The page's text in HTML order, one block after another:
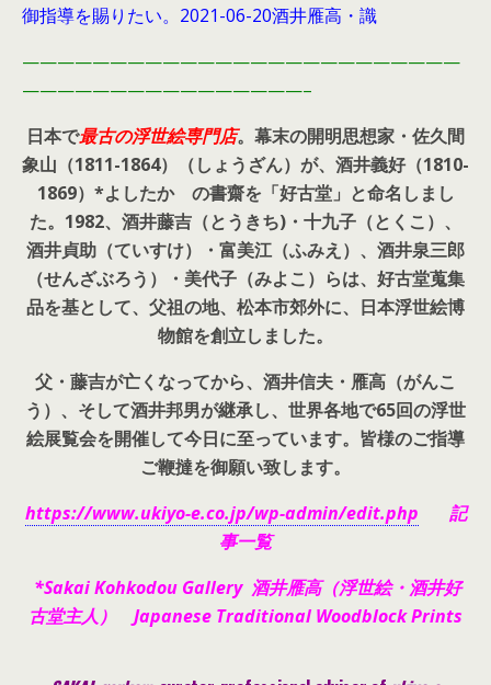
御指導を賜りたい。2021-06-20酒井雁高・識
—————————————————————————
————————————————–
日本で最古の浮世絵専門店。幕末の開明思想家・ 佐久間
象山（1811-1864）（しょうざん）が、酒井義好（1810-
1869）*よしたか の書齋を「好古堂」と命名しまし
た。 1982、酒井藤吉（とうきち)・十九子（とくこ）、
酒井貞助（ていすけ）・富美江（ふみえ）、酒井泉三郎
（せんざぶろう）・美代子（みよこ）らは、好古堂蒐集
品を基として、父祖の地、松本市郊外に、日本浮世絵博
物館を創立しました。
父・藤吉が亡くなってから、酒井信夫・雁高（がんこ
う）、そして酒井邦男が継承し、世界各地で65回の浮世
絵展覧会を開催して今日に至っています。皆様のご指導
ご鞭撻を御願い致します。
https://www.ukiyo-e.co.jp/wp-admin/edit.php 記
事一覧
*Sakai Kohkodou Gallery 酒井雁高（浮世絵・酒井好
古堂主人） Japanese Traditional Woodblock Prints